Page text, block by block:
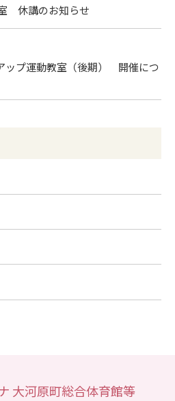
休講のお知らせ
ップ運動教室（後期） 開催につ